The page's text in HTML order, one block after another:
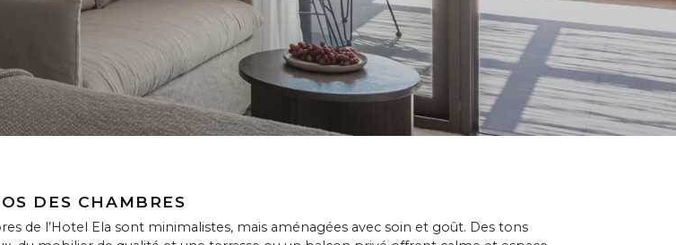
DES CHAMBRES
de l’Hotel Ela sont minimalistes, mais aménagées avec soin et goût. Des tons